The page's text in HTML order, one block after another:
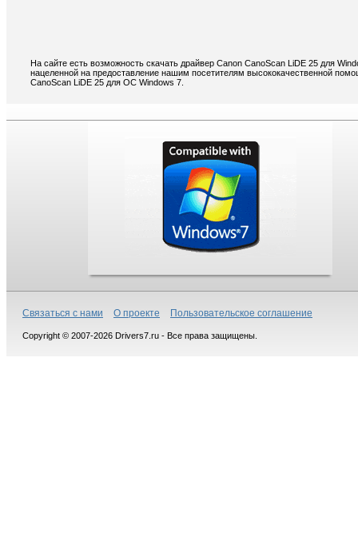
На сайте есть возможность скачать драйвер Canon CanoScan LiDE 25 для
нацеленной на предоставление нашим посетителям высококачественной
CanoScan LiDE 25 для ОС Windows 7.
Связаться с нами О проекте Пользовательское соглашение
Copyright © 2007-2026 Drivers7.ru - Все права защищены.